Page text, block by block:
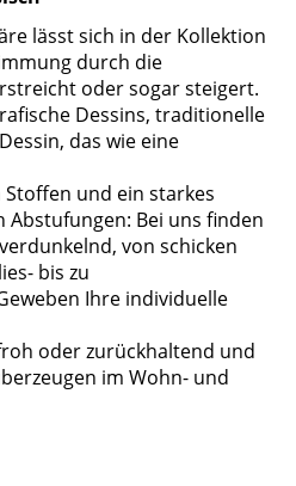
lässt sich in der Kollektion
durch die
oder sogar steigert.
Dessins, traditionelle
das wie eine
und ein starkes
Bei uns finden
von schicken
bis zu
Ihre individuelle
oder zurückhaltend und
im Wohn- und